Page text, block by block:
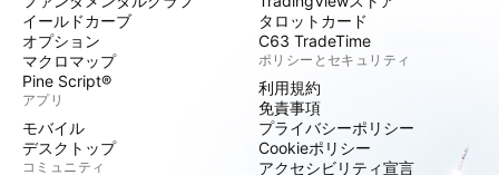
イールドカーブ
オプション
マクロマップ
Pine Script®
アプリ
モバイル
デスクトップ
コミュニティ
タロットカード
C63 TradeTime
ポリシーとセキュリティ
利用規約
免責事項
プライバシーポリシー
Cookieポリシー
アクセシビリティ宣言